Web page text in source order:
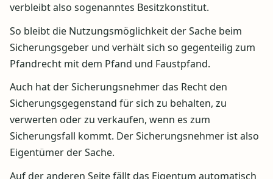
verbleibt also sogenanntes Besitzkonstitut.
So bleibt die Nutzungsmöglichkeit der Sache beim
Sicherungsgeber und verhält sich so gegenteilig zum
Pfandrecht mit dem Pfand und Faustpfand.
Auch hat der Sicherungsnehmer das Recht den
Sicherungsgegenstand für sich zu behalten, zu
verwerten oder zu verkaufen, wenn es zum
Sicherungsfall kommt. Der Sicherungsnehmer ist also
Eigentümer der Sache.
Auf der anderen Seite fällt das Eigentum automatisch